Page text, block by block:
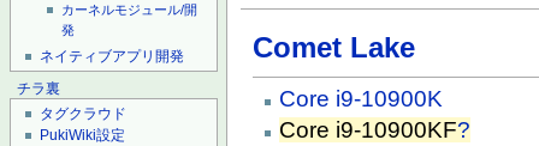
カーネルモジュール/開
発
ネイティブアプリ開発
チラ裏
タグクラウド
PukiWiki設定
Comet Lake
Core i9-10900K
Core i9-10900KF?